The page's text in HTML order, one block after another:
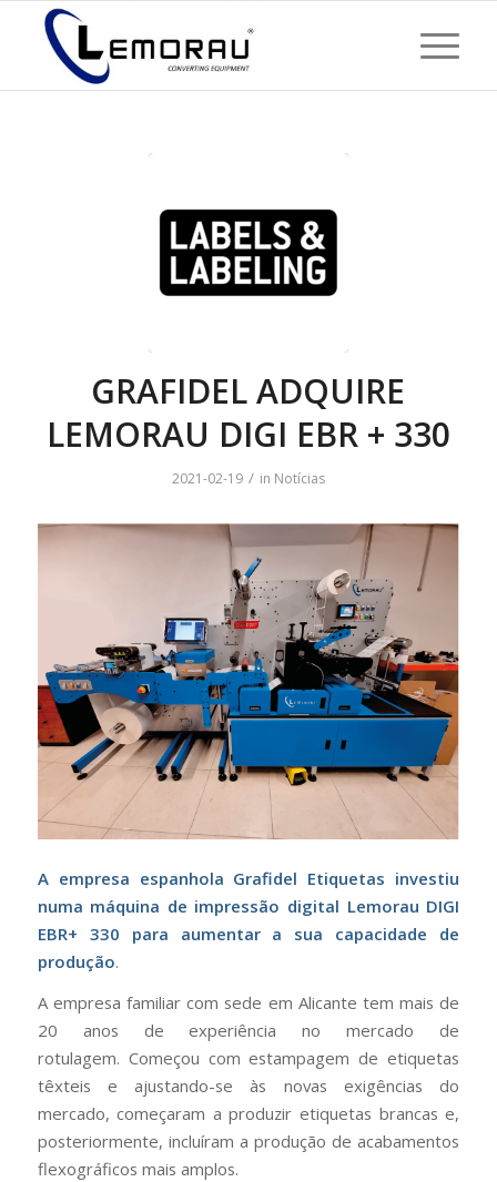
GRAFIDEL ADQUIRE
LEMORAU DIGI EBR + 330
2021-02-19 / in Notícias
A empresa espanhola Grafidel Etiquetas investiu
numa máquina de impressão digital Lemorau DIGI
EBR+ 330 para aumentar a sua capacidade de
produção.
A empresa familiar com sede em Alicante tem mais de
20 anos de experiência no mercado de
rotulagem. Começou com estampagem de etiquetas
têxteis e ajustando-se às novas exigências do
mercado, começaram a produzir etiquetas brancas e,
posteriormente, incluíram a produção de acabamentos
flexográficos mais amplos.